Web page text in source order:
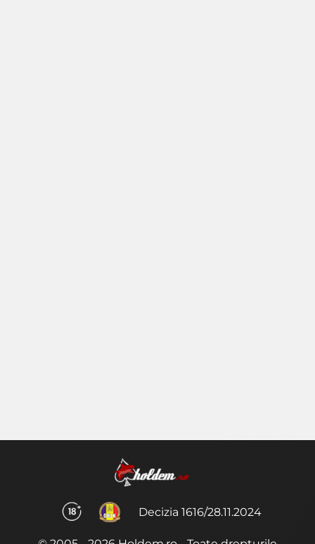
Decizia 1616/28.11.2024